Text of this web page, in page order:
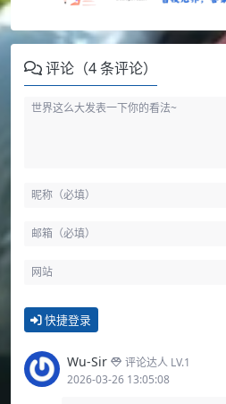
评论（4 条评论）
快捷登录
Wu-Sir
评论达人 LV.1
2026-03-26 13:05:08